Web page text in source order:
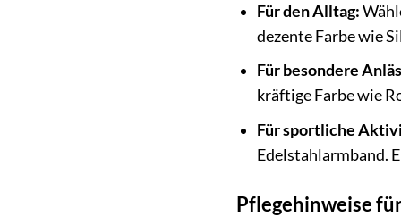
Für den Alltag:
dezente Farbe wie
Für besondere
kräftige Farbe wie
Für sportliche
Edelstahlarmband.
Pflegehinweise